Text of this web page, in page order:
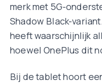
merk met 5G-
Shadow Black-
heeft waarschijnlijk
hoewel OnePlus dit
Bij de tablet hoort